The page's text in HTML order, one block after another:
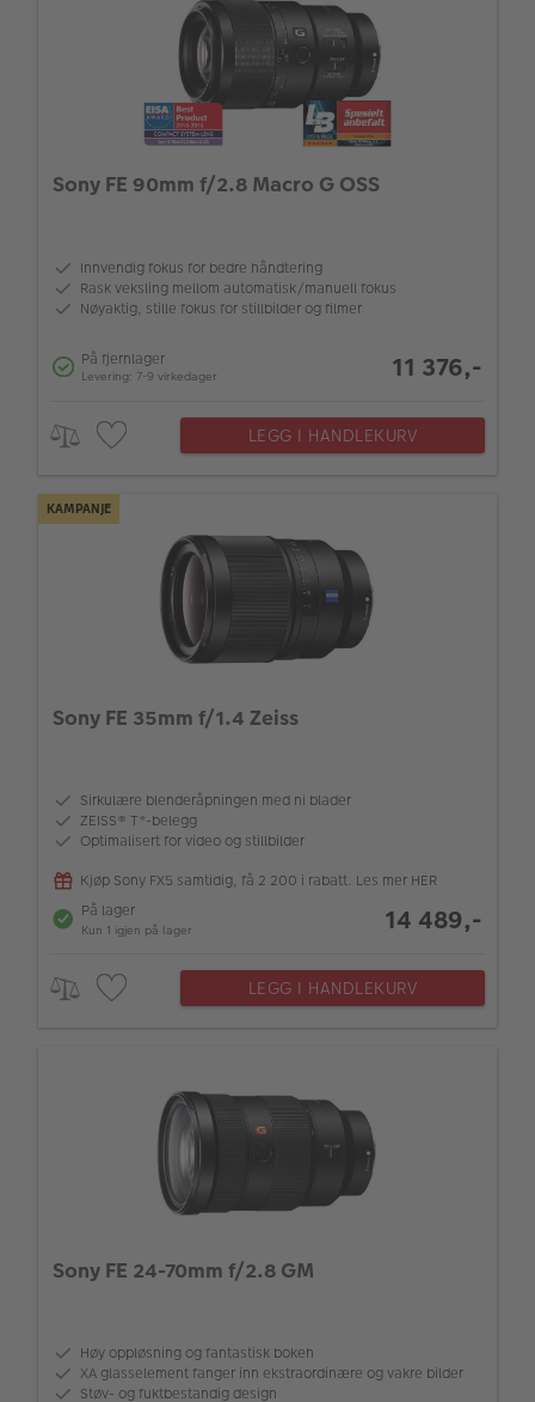
Sony FE 90mm f/2.8 Macro G OSS
Innvendig fokus for bedre håndtering
Rask veksling mellom automatisk/manuell fokus
Nøyaktig, stille fokus for stillbilder og filmer
På fjernlager
Levering: 7-9 virkedager 11 376,-
LEGG I HANDLEKURV
KAMPANJE
Sony FE 35mm f/1.4 Zeiss
Sirkulære blenderåpningen med ni blader
ZEISS® T*-belegg
Optimalisert for video og stillbilder
Kjøp Sony FX5 samtidig, få 2 200 i rabatt. Les mer HER
På lager
Kun 1 igjen på lager 14 489,-
LEGG I HANDLEKURV
Sony FE 24-70mm f/2.8 GM
Høy oppløsning og fantastisk bokeh
XA glasselement fanger inn ekstraordinære og vakre bilder
Støv- og fuktbestandig design